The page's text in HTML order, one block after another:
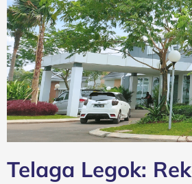
Telaga Legok: